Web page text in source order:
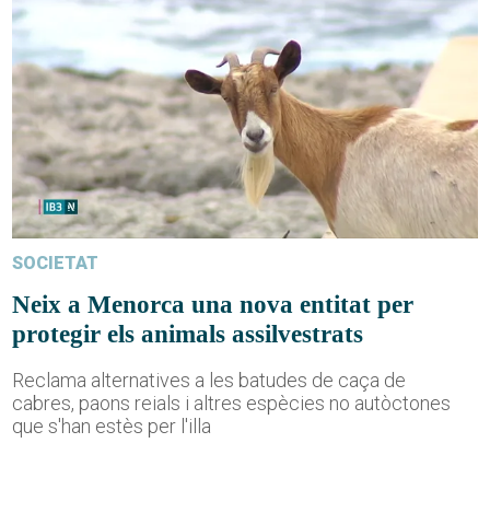
SOCIETAT
Neix a Menorca una nova entitat per
protegir els animals assilvestrats
Reclama alternatives a les batudes de caça de
cabres, paons reials i altres espècies no autòctones
que s'han estès per l'illa